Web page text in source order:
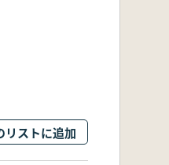
リストに追加